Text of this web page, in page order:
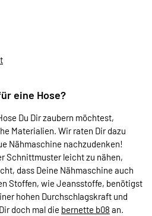
eine Hose?
Du Dir zaubern möchtest,
Materialien. Wir raten Dir dazu
Nähmaschine nachzudenken!
Schnittmuster leicht zu nähen,
dass Deine Nähmaschine auch
Stoffen, wie Jeansstoffe, benötigst
hohen Durchschlagskraft und
doch mal die bernette b08 an.